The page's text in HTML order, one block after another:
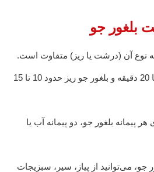
بلغور جو
نوع آن (درشت یا ریز) متفاوت است.
بلغور جو درشت حدود 15 تا 20 دقیقه و بلغور جو ریز حدود 10 تا 15
پیمانه بلغور جو، دو پیمانه آب یا
می‌توانید از پیاز، سیر، سبزیجات